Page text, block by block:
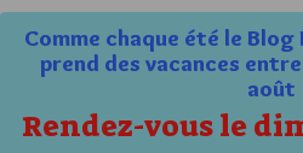
Comme chaque été le
prend des vacances
août
Rendez-vous le